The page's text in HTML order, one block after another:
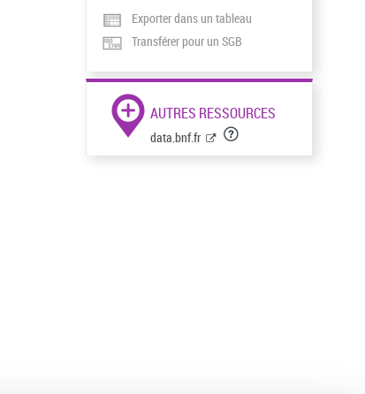
Exporter dans un tableau
Transférer pour un SGB
AUTRES RESSOURCES
data.bnf.fr